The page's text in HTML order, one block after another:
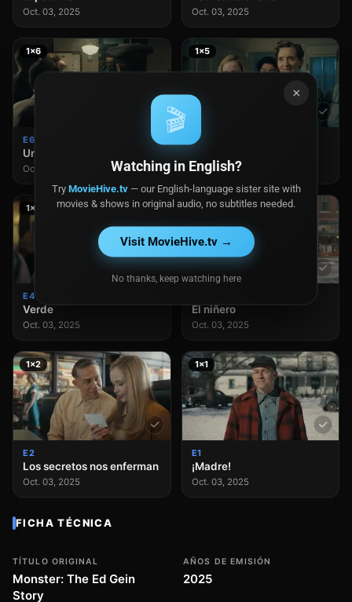
Oct. 03, 2025 Oct. 03, 2025
1×6
E6
Una buena pechuga
Oct. 03, 2025
1×5
E5
Oct. 03, 2025
1×4
E4
Verde
Oct. 03, 2025
1×3
El niñero
Oct. 03, 2025
1×2
E2
Los secretos nos enferman
Oct. 03, 2025
1×1
E1
¡Madre!
Oct. 03, 2025
FICHA TÉCNICA
TÍTULO ORIGINAL
Monster: The Ed Gein
Story
AÑOS DE EMISIÓN
2025
×
🎬
Watching in English?
Try MovieHive.tv— our English-language sister site with
movies & shows in original audio, no subtitles needed.
Visit MovieHive.tv →
No thanks, keep watching here